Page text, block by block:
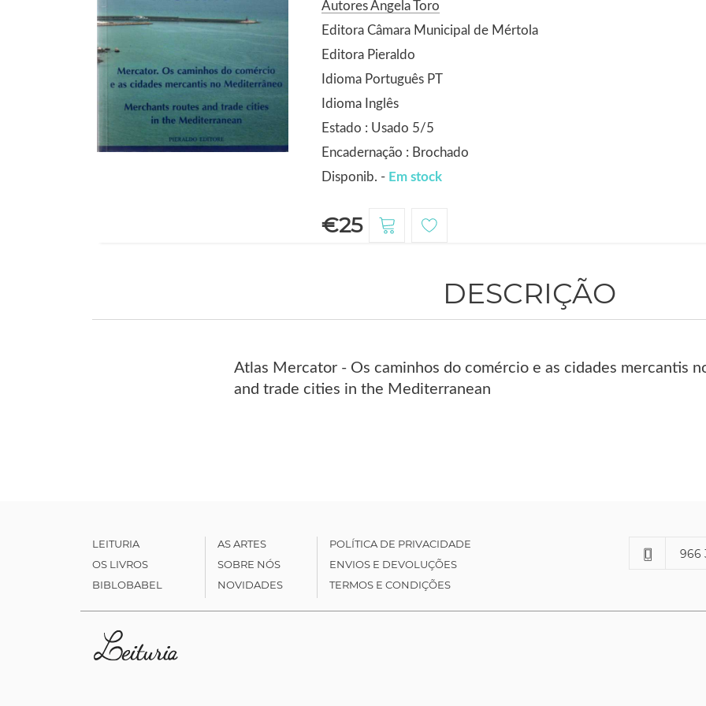
Autores Angela Toro
Editora Câmara Municipal de Mértola
Editora Pieraldo
Idioma Português PT
Idioma Inglês
Estado : Usado 5/5
Encadernação : Brochado
Disponib. - Em stock
€25
DESCRIÇÃO
Atlas Mercator - Os caminhos do comércio e as cidades mercantis
and trade cities in the Mediterranean
LEITURIA
OS LIVROS
BIBLOBABEL
AS ARTES
SOBRE NÓS
NOVIDADES
POLÍTICA DE PRIVACIDADE
ENVIOS E DEVOLUÇÕES
TERMOS E CONDIÇÕES
966